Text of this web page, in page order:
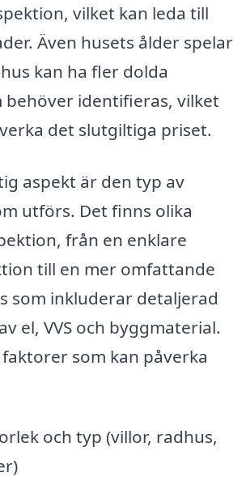
vilket kan leda till
Även husets ålder spelar
kan ha fler dolda
behöver identifieras, vilket
det slutgiltiga priset.
aspekt är den typ av
utförs. Det finns olika
från en enklare
till en mer omfattande
som inkluderar detaljerad
el, VVS och byggmaterial.
som kan påverka
och typ (villor, radhus,